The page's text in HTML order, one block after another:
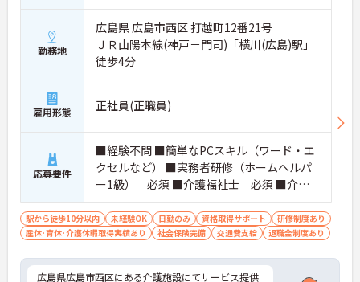
勤務地
広島県 広島市西区 打越町12番21号
ＪＲ山陽本線(神戸－門司)「横川(広島)駅」
徒歩4分
雇用形態 正社員(正職員)
応募要件
■経験不問 ■簡単なPCスキル（ワード・エ
クセルなど） ■実務者研修（ホームヘルパ
ー1級） 必須 ■介護福祉士 必須 ■介護
職員基礎研修修了者 必須 ※いずれかの資
格を所持で可 ■普通自動車運転免許（AT限
定可） 必須
駅から徒歩10分以内 未経験OK 日勤のみ 資格取得サポート
研修制度あり
産休･育休･介護休暇取得実績あり
社会保険完備 交通費支給 退職金制度あり
広島県広島市西区にある介護施設にてサービス提供